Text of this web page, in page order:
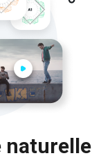
naturelle